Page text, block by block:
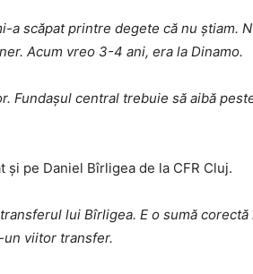
a scăpat printre degete că nu știam.
Acum vreo 3-4 ani, era la Dinamo.
Fundașul central trebuie să aibă
și pe Daniel Bîrligea de la CFR Cluj.
lui Bîrligea. E o sumă
viitor transfer.